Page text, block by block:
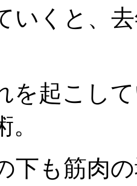
いくと、
を起こし
下も筋肉